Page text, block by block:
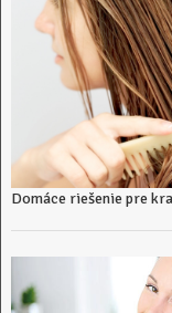
Domáce riešenie pre